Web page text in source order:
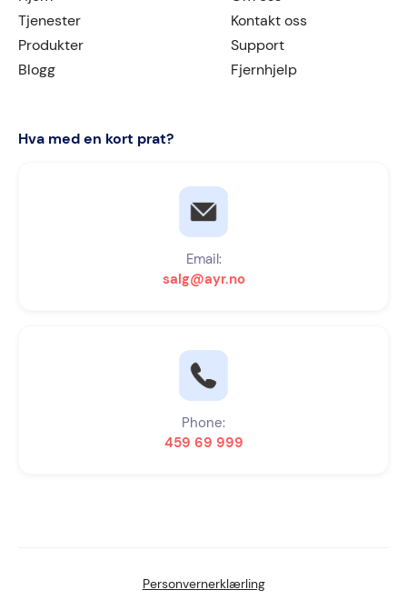
Tjenester
Produkter
Blogg
Kontakt oss
Support
Fjernhjelp
Hva med en kort prat?
Email:
salg@ayr.no
Phone:
459 69 999
Personvernerklærling